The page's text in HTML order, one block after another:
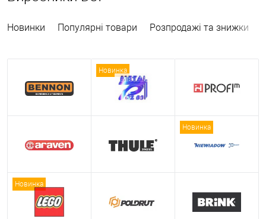
Новинки Популярні товари Розпродажі та знижки
Новинка
Новинка
Новинка